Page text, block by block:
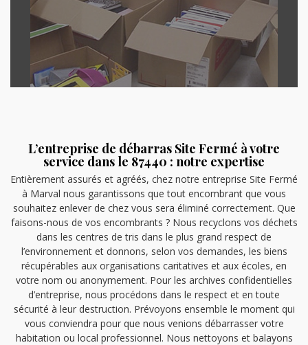
L’entreprise de débarras Site Fermé à votre
service dans le 87440 : notre expertise
Entièrement assurés et agréés, chez notre entreprise Site Fermé
à Marval nous garantissons que tout encombrant que vous
souhaitez enlever de chez vous sera éliminé correctement. Que
faisons-nous de vos encombrants ? Nous recyclons vos déchets
dans les centres de tris dans le plus grand respect de
l’environnement et donnons, selon vos demandes, les biens
récupérables aux organisations caritatives et aux écoles, en
votre nom ou anonymement. Pour les archives confidentielles
d’entreprise, nous procédons dans le respect et en toute
sécurité à leur destruction. Prévoyons ensemble le moment qui
vous conviendra pour que nous venions débarrasser votre
habitation ou local professionnel. Nous nettoyons et balayons